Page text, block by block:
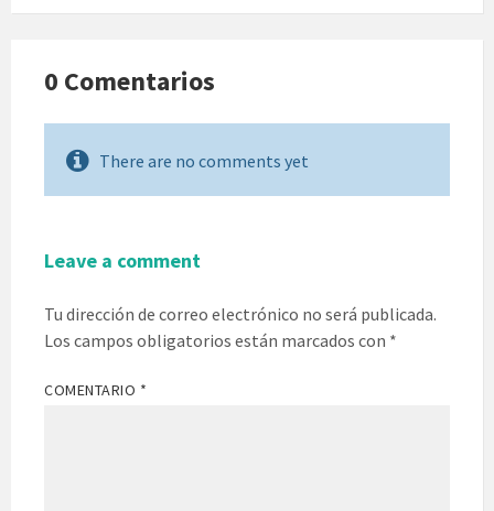
0 Comentarios
There are no comments yet
Leave a comment
Tu dirección de correo electrónico no será publicada.
Los campos obligatorios están marcados con *
COMENTARIO *